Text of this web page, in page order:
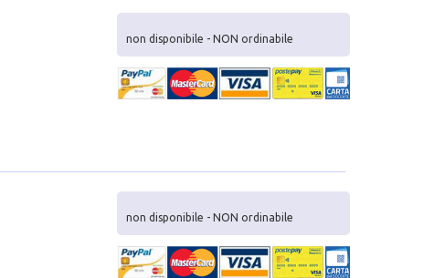
non disponibile - NON ordinabile
non disponibile - NON ordinabile